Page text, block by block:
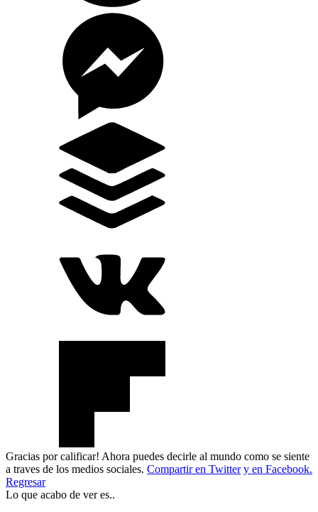
Gracias por calificar! Ahora puedes decirle al mundo como se siente
a traves de los medios sociales. Compartir en Twitter y en Facebook.
Regresar
Lo que acabo de ver es..